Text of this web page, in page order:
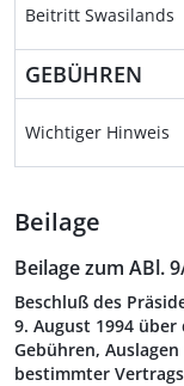
Beitritt Swasilands
GEBÜHREN
Wichtiger Hinweis
Beilage
Beilage zum ABl.
Beschluß des
9. August 1994
Gebühren,
bestimmter